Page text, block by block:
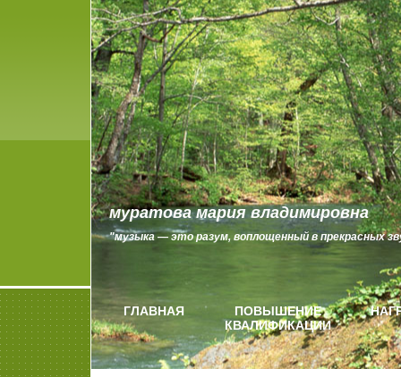
муратова мария владимировна
"музыка — это разум, воплощенный в прекрасных
ГЛАВНАЯ
ПОВЫШЕНИЕ
КВАЛИФИКАЦИИ